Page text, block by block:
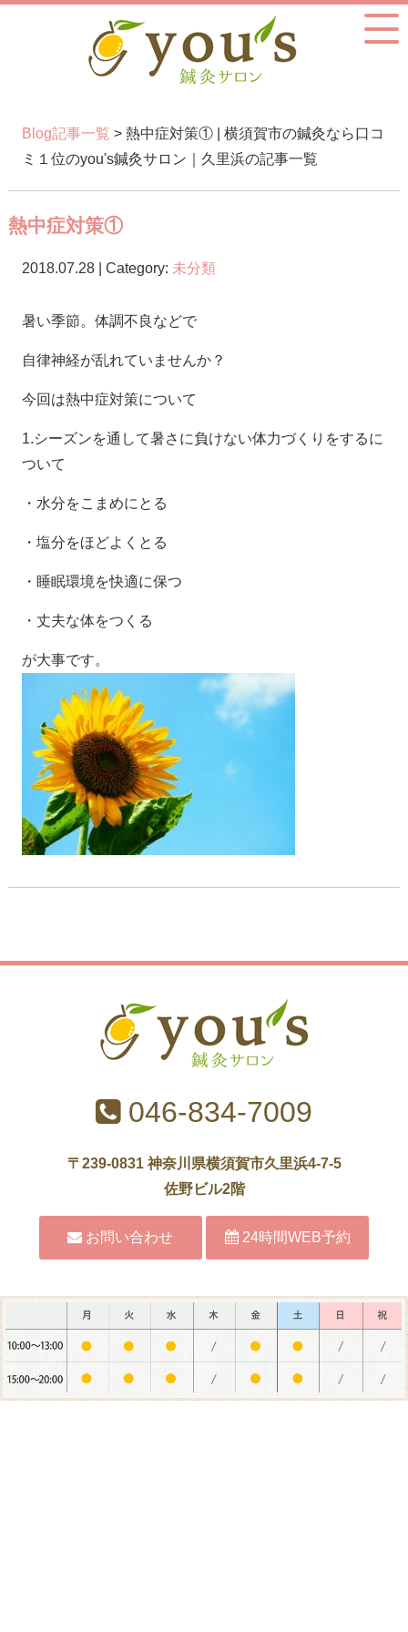
Blog記事一覧 > 熱中症対策① | 横須賀市の鍼灸なら口コ
ミ１位のyou's鍼灸サロン｜久里浜の記事一覧
熱中症対策①
2018.07.28 | Category: 未分類
暑い季節。体調不良などで
自律神経が乱れていませんか？
今回は熱中症対策について
1.シーズンを通して暑さに負けない体力づくりをするに
ついて
・水分をこまめにとる
・塩分をほどよくとる
・睡眠環境を快適に保つ
・丈夫な体をつくる
が大事です。
046-834-7009
〒239-0831 神奈川県横須賀市久里浜4-7-5
佐野ビル2階
お問い合わせ 24時間WEB予約